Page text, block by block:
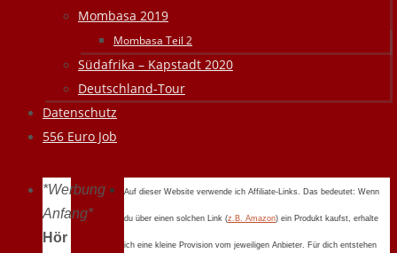
Mombasa 2019
Mombasa Teil 2
Südafrika – Kapstadt 2020
Deutschland-Tour
Datenschutz
556 Euro Job
*Werbung
Anfang*
Hör
Auf dieser Website verwende ich Affiliate-Links. Das bedeutet: Wenn
du über einen solchen Link (z.B. Amazon) ein Produkt kaufst, erhalte
ich eine kleine Provision vom jeweiligen Anbieter. Für dich entstehen